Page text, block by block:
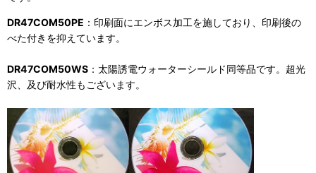
DR47COM50PE ：印刷面にエンボス加工を施しており、印刷後の
べた付きを抑えています。
DR47COM50WS ：太陽誘電ウォーターシールド同等品です。超光
沢、及び耐水性もございます。